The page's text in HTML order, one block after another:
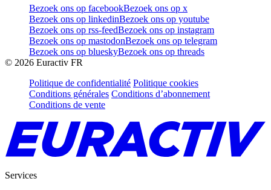
Bezoek ons op facebookBezoek ons op x
Bezoek ons op linkedinBezoek ons op youtube
Bezoek ons op rss-feedBezoek ons op instagram
Bezoek ons op mastodonBezoek ons op telegram
Bezoek ons op blueskyBezoek ons op threads
© 2026 Euractiv FR
Politique de confidentialité Politique cookies
Conditions générales Conditions d’abonnement
Conditions de vente
Services